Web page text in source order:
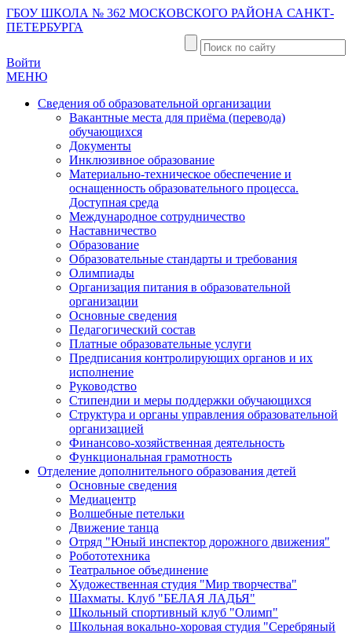
ГБОУ ШКОЛА № 362 МОСКОВСКОГО РАЙОНА САНКТ-
ПЕТЕРБУРГА
Войти
МЕНЮ
Сведения об образовательной организации
Вакантные места для приёма (перевода)
обучающихся
Документы
Инклюзивное образование
Материально-техническое обеспечение и
оснащенность образовательного процесса.
Доступная среда
Международное сотрудничество
Наставничество
Образование
Образовательные стандарты и требования
Олимпиады
Организация питания в образовательной
организации
Основные сведения
Педагогический состав
Платные образовательные услуги
Предписания контролирующих органов и их
исполнение
Руководство
Стипендии и меры поддержки обучающихся
Структура и органы управления образовательной
организацией
Финансово-хозяйственная деятельность
Функциональная грамотность
Отделение дополнительного образования детей
Основные сведения
Медиацентр
Волшебные петельки
Движение танца
Отряд "Юный инспектор дорожного движения"
Робототехника
Театральное объединение
Художественная студия "Мир творчества"
Шахматы. Клуб "БЕЛАЯ ЛАДЬЯ"
Школьный спортивный клуб "Олимп"
Школьная вокально-хоровая студия "Серебряный